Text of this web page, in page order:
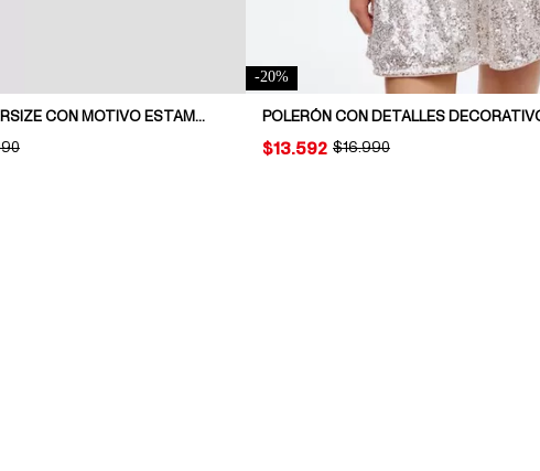
POLERÓN OVERSIZE CON MOTIVO ESTAMPADO
PRICE:
-20%
POLERÓN CON DETALLES
ORIGINAL PRICE:
$16.990
PRICE:
$13.592